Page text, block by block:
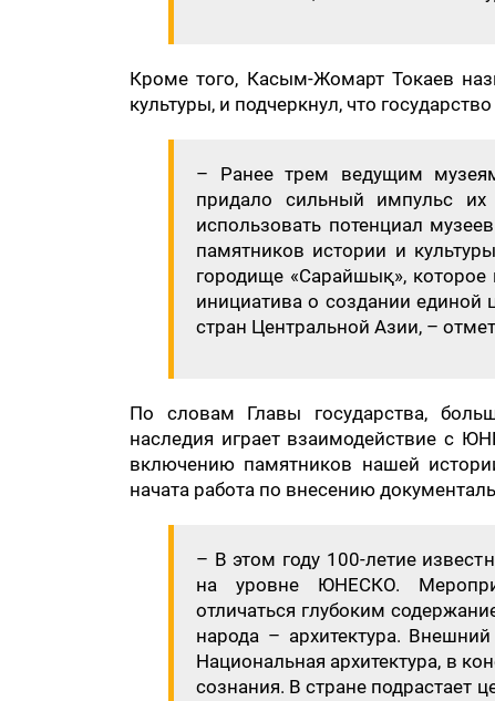
Кроме того, Касым-Жомарт Токаев
культуры, и подчеркнул, что
– Ранее трем ведущим
придало сильный импульс
использовать потенциал
памятников истории и
городище «Сарайшық», которое
инициатива о создании единой
стран Центральной Азии, –
По словам Главы государства,
наследия играет взаимодействие с
включению памятников нашей
начата работа по внесению
– В этом году 100-летие
на уровне ЮНЕСКО.
отличаться глубоким
народа – архитектура.
Национальная архитектура, в
сознания. В стране подрастает